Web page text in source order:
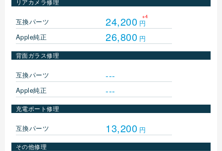
リアカメラ修理
互換パーツ 24,200 円
※4
Apple純正 26,800 円
背面ガラス修理
互換パーツ ---
Apple純正 ---
充電ポート修理
互換パーツ 13,200 円
その他修理